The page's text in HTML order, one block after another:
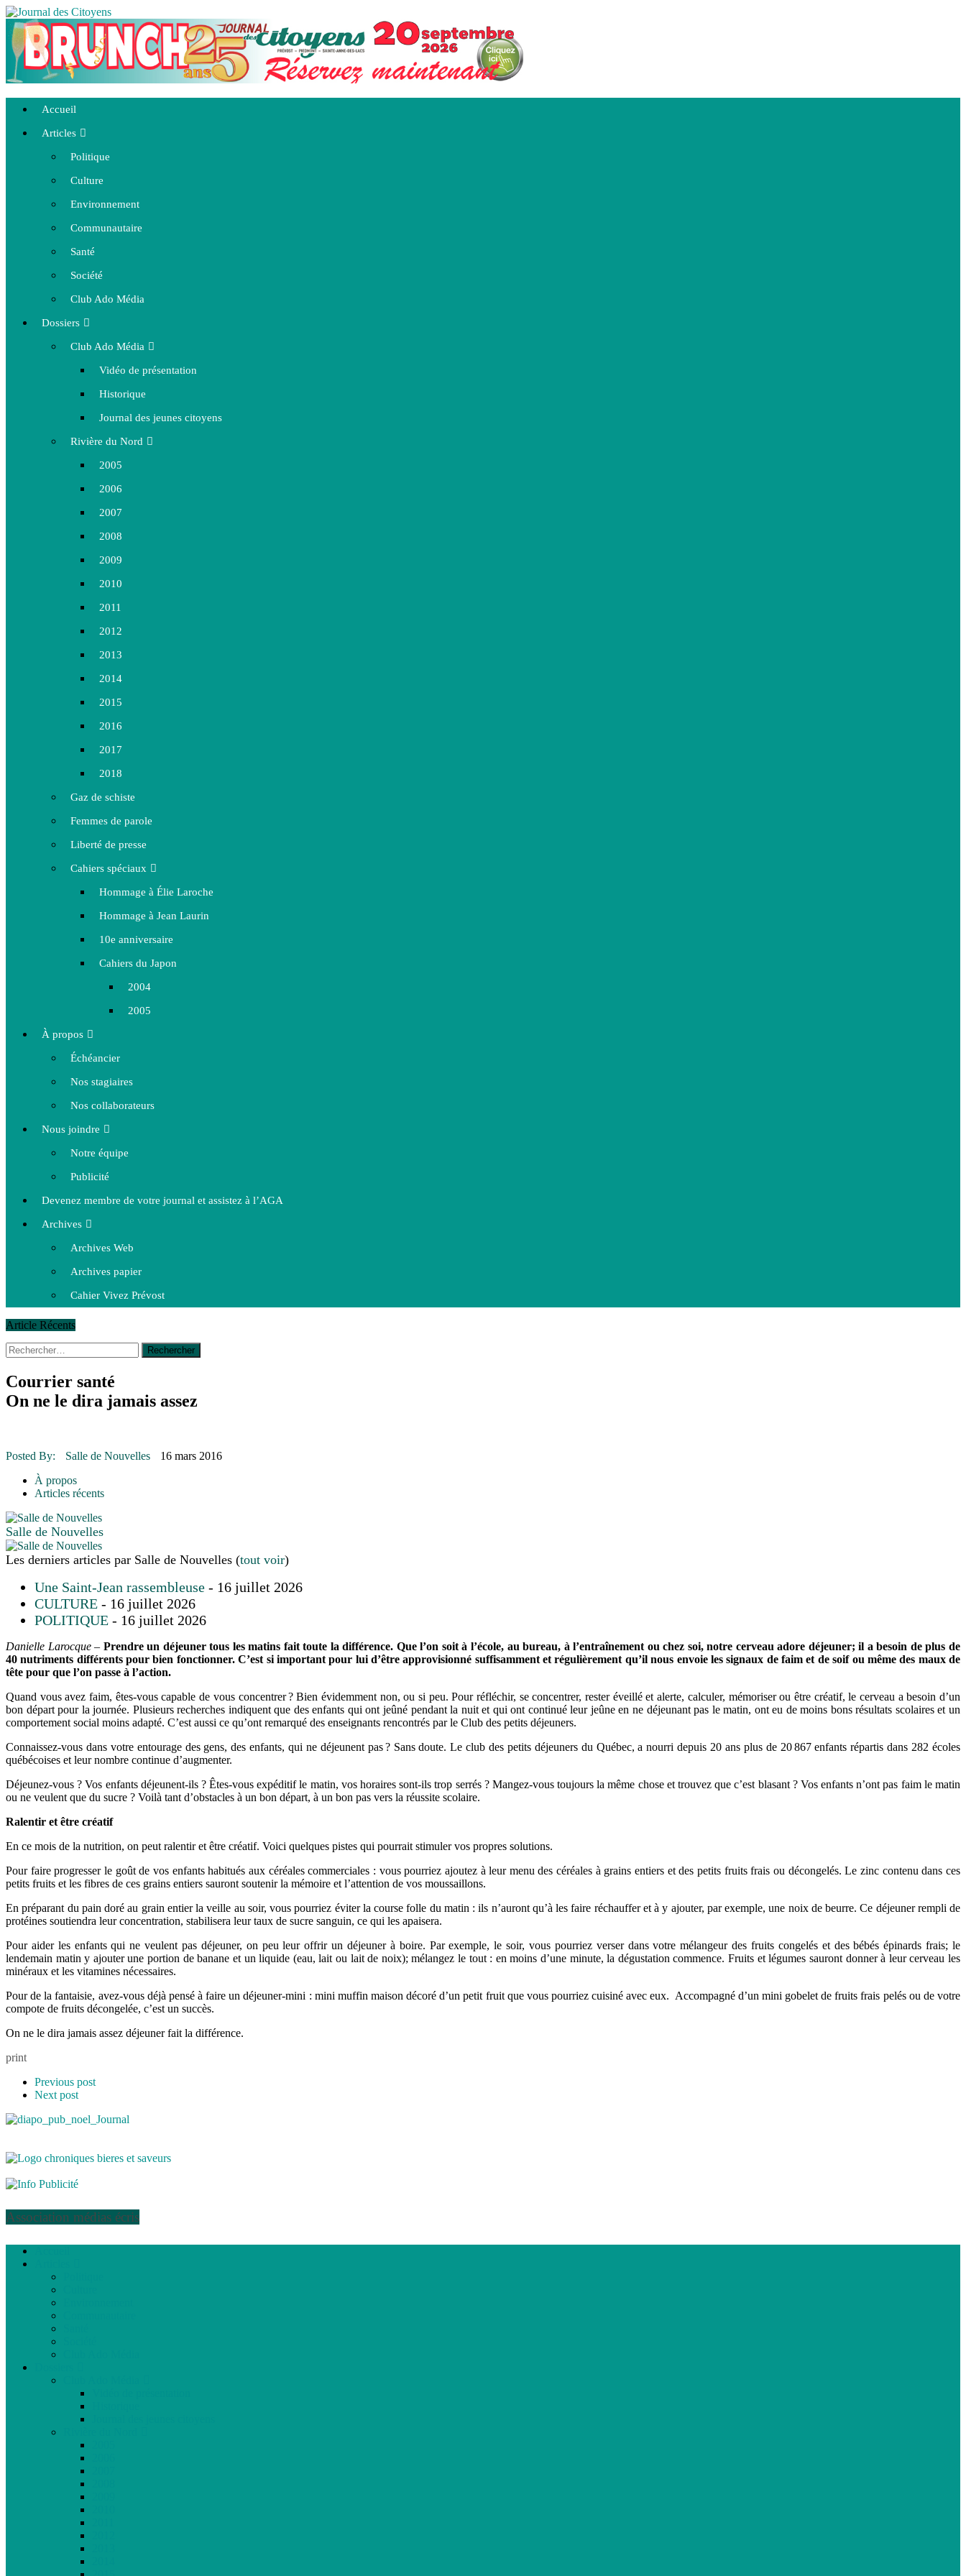
Accueil
Articles
Politique
Culture
Environnement
Communautaire
Santé
Société
Club Ado Média
Dossiers
Club Ado Média
Vidéo de présentation
Historique
Journal des jeunes citoyens
Rivière du Nord
2005
2006
2007
2008
2009
2010
2011
2012
2013
2014
2015
2016
2017
2018
Gaz de schiste
Femmes de parole
Liberté de presse
Cahiers spéciaux
Hommage à Élie Laroche
Hommage à Jean Laurin
10e anniversaire
Cahiers du Japon
2004
2005
À propos
Échéancier
Nos stagiaires
Nos collaborateurs
Nous joindre
Notre équipe
Publicité
Devenez membre de votre journal et assistez à l’AGA
Archives
Archives Web
Archives papier
Cahier Vivez Prévost
Article Récents
14 octobre 2015
La course de boîtes à savon du club Optimiste de Prévost
30 juin 2015
Fantaisie et créativité en mode jeunesse
16 juillet 2026 | Une Saint-Jean rassembleuse
16 juillet 2026
CULTURE
POLITIQUE
Rechercher :
Courrier santé
On ne le dira jamais assez
Posted By: Salle de Nouvelles
16 mars 2016
À propos
Articles récents
Salle de Nouvelles
Les derniers articles par Salle de Nouvelles (tout voir)
Une Saint-Jean rassembleuse - 16 juillet 2026
CULTURE - 16 juillet 2026
POLITIQUE - 16 juillet 2026
Danielle Larocque – Prendre un déjeuner tous les matins fait toute la différence. Que l’on soit à l’école, au bureau, à l’entraînement ou chez soi, notre cerveau adore déjeuner; il a besoin de plus de
40 nutriments différents pour bien fonctionner. C’est si important pour lui d’être approvisionné suffisamment et régulièrement qu’il nous envoie les signaux de faim et de soif ou même des maux de
tête pour que l’on passe à l’action.
Quand vous avez faim, êtes-vous capable de vous concentrer ? Bien évidemment non, ou si peu. Pour réfléchir, se concentrer, rester éveillé et alerte, calculer, mémoriser ou être créatif, le cerveau a besoin d’un
bon départ pour la journée. Plusieurs recherches indiquent que des enfants qui ont jeûné pendant la nuit et qui ont continué leur jeûne en ne déjeunant pas le matin, ont eu de moins bons résultats scolaires et un
comportement social moins adapté. C’est aussi ce qu’ont remarqué des enseignants rencontrés par le Club des petits déjeuners.
Connaissez-vous dans votre entourage des gens, des enfants, qui ne déjeunent pas ? Sans doute. Le club des petits déjeuners du Québec, a nourri depuis 20 ans plus de 20 867 enfants répartis dans 282 écoles
québécoises et leur nombre continue d’augmenter.
Déjeunez-vous ? Vos enfants déjeunent-ils ? Êtes-vous expéditif le matin, vos horaires sont-ils trop serrés ? Mangez-vous toujours la même chose et trouvez que c’est blasant ? Vos enfants n’ont pas faim le matin
ou ne veulent que du sucre ? Voilà tant d’obstacles à un bon départ, à un bon pas vers la réussite scolaire.
Ralentir et être créatif
En ce mois de la nutrition, on peut ralentir et être créatif. Voici quelques pistes qui pourrait stimuler vos propres solutions.
Pour faire progresser le goût de vos enfants habitués aux céréales commerciales : vous pourriez ajoutez à leur menu des céréales à grains entiers et des petits fruits frais ou décongelés. Le zinc contenu dans ces
petits fruits et les fibres de ces grains entiers sauront soutenir la mémoire et l’attention de vos moussaillons.
En préparant du pain doré au grain entier la veille au soir, vous pourriez éviter la course folle du matin : ils n’auront qu’à les faire réchauffer et à y ajouter, par exemple, une noix de beurre. Ce déjeuner rempli de
protéines soutiendra leur concentration, stabilisera leur taux de sucre sanguin, ce qui les apaisera.
Pour aider les enfants qui ne veulent pas déjeuner, on peu leur offrir un déjeuner à boire. Par exemple, le soir, vous pourriez verser dans votre mélangeur des fruits congelés et des bébés épinards frais; le
lendemain matin y ajouter une portion de banane et un liquide (eau, lait ou lait de noix); mélangez le tout : en moins d’une minute, la dégustation commence. Fruits et légumes sauront donner à leur cerveau les
minéraux et les vitamines nécessaires.
Pour de la fantaisie, avez-vous déjà pensé à faire un déjeuner-mini : mini muffin maison décoré d’un petit fruit que vous pourriez cuisiné avec eux. Accompagné d’un mini gobelet de fruits frais pelés ou de votre
compote de fruits décongelée, c’est un succès.
On ne le dira jamais assez déjeuner fait la différence.
print
Previous post
Next post
Association médias écris